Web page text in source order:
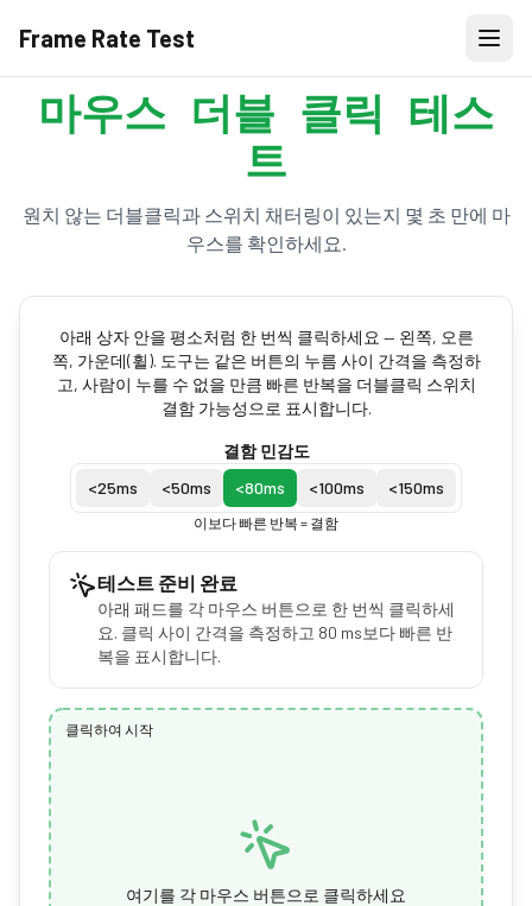
Frame Rate Test
마우스 더블 클릭 테스
트
원치 않는 더블클릭과 스위치 채터링이 있는지 몇 초 만에 마
우스를 확인하세요.
아래 상자 안을 평소처럼 한 번씩 클릭하세요 — 왼쪽, 오른
쪽, 가운데(휠). 도구는 같은 버튼의 누름 사이 간격을 측정하
고, 사람이 누를 수 없을 만큼 빠른 반복을 더블클릭 스위치
결함 가능성으로 표시합니다.
결함 민감도
<25ms <50ms <80ms <100ms <150ms
이보다 빠른 반복 = 결함
테스트 준비 완료
아래 패드를 각 마우스 버튼으로 한 번씩 클릭하세
요. 클릭 사이 간격을 측정하고 80 ms보다 빠른 반
복을 표시합니다.
클릭하여 시작
여기를 각 마우스 버튼으로 클릭하세요